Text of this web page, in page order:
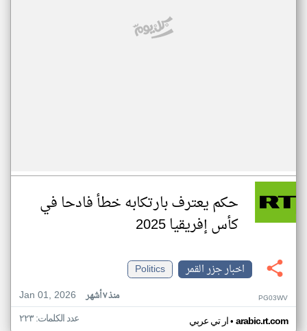
حكم يعترف بارتكابه خطأ فادحا في
كأس إفريقيا 2025
اخبار جزر القمر
Politics
Jan 01, 2026
منذ ٧ أشهر PG03WV
ار تي عربي• arabic.rt.com عدد الكلمات: ٢٢٣